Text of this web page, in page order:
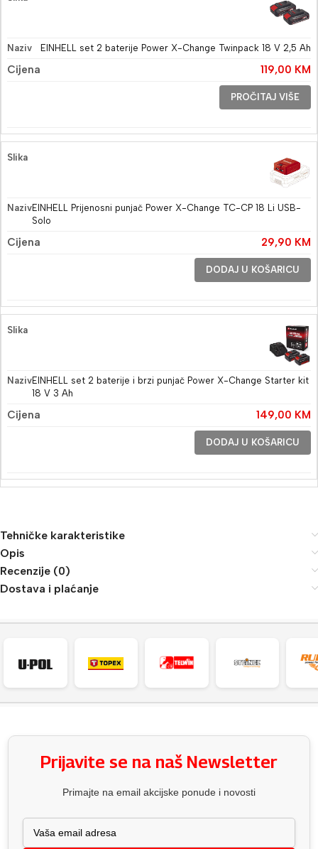
EINHELL set 2 baterije Power X-Change Twinpack 18 V 2,5 Ah
119,00 KM
PROČITAJ VIŠE
EINHELL Prijenosni punjač Power X-Change TC-CP 18 Li USB-
Solo
29,90 KM
DODAJ U KOŠARICU
EINHELL set 2 baterije i brzi punjač Power X-Change Starter kit
18 V 3 Ah
149,00 KM
DODAJ U KOŠARICU
Tehničke karakteristike
Opis
Recenzije (0)
Dostava i plaćanje
Prijavite se na naš Newsletter
Primajte na email akcijske ponude i novosti